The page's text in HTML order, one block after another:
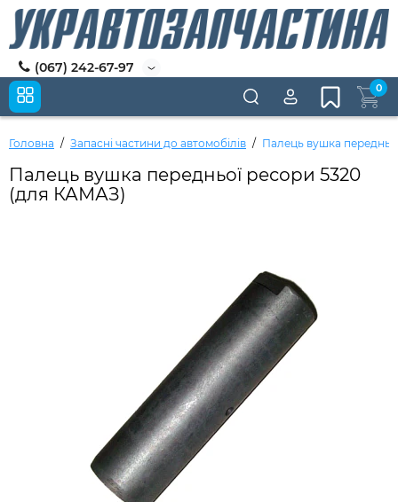
(067) 242-67-97
0
Головна Запасні частини до автомобілів Палець вушка
Палець вушка передньої ресори 5320
(для КАМАЗ)